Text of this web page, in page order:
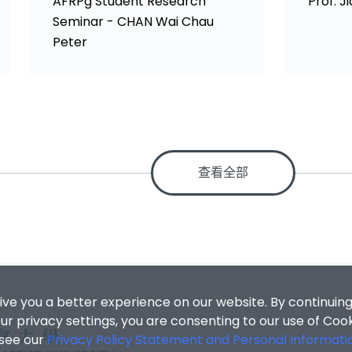
Seminar - CHAN Wai Chau
Peter
查看全部
you a better experience on our website. By
privacy settings, you are consenting to our use of
ourPrivacy Policy Statement and Personal